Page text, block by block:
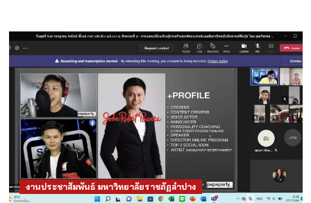
งานประชาสัมพันธ์ มหาวิทยาลัยราชภัฏลำปาง